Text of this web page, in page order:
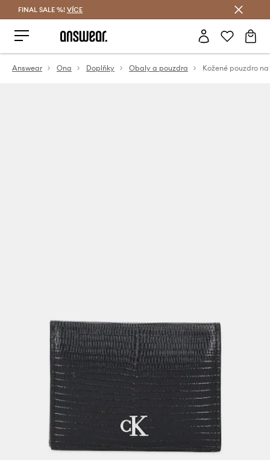
FINAL SALE %! VÍCE
Answear Ona Doplňky Obaly a pouzdra